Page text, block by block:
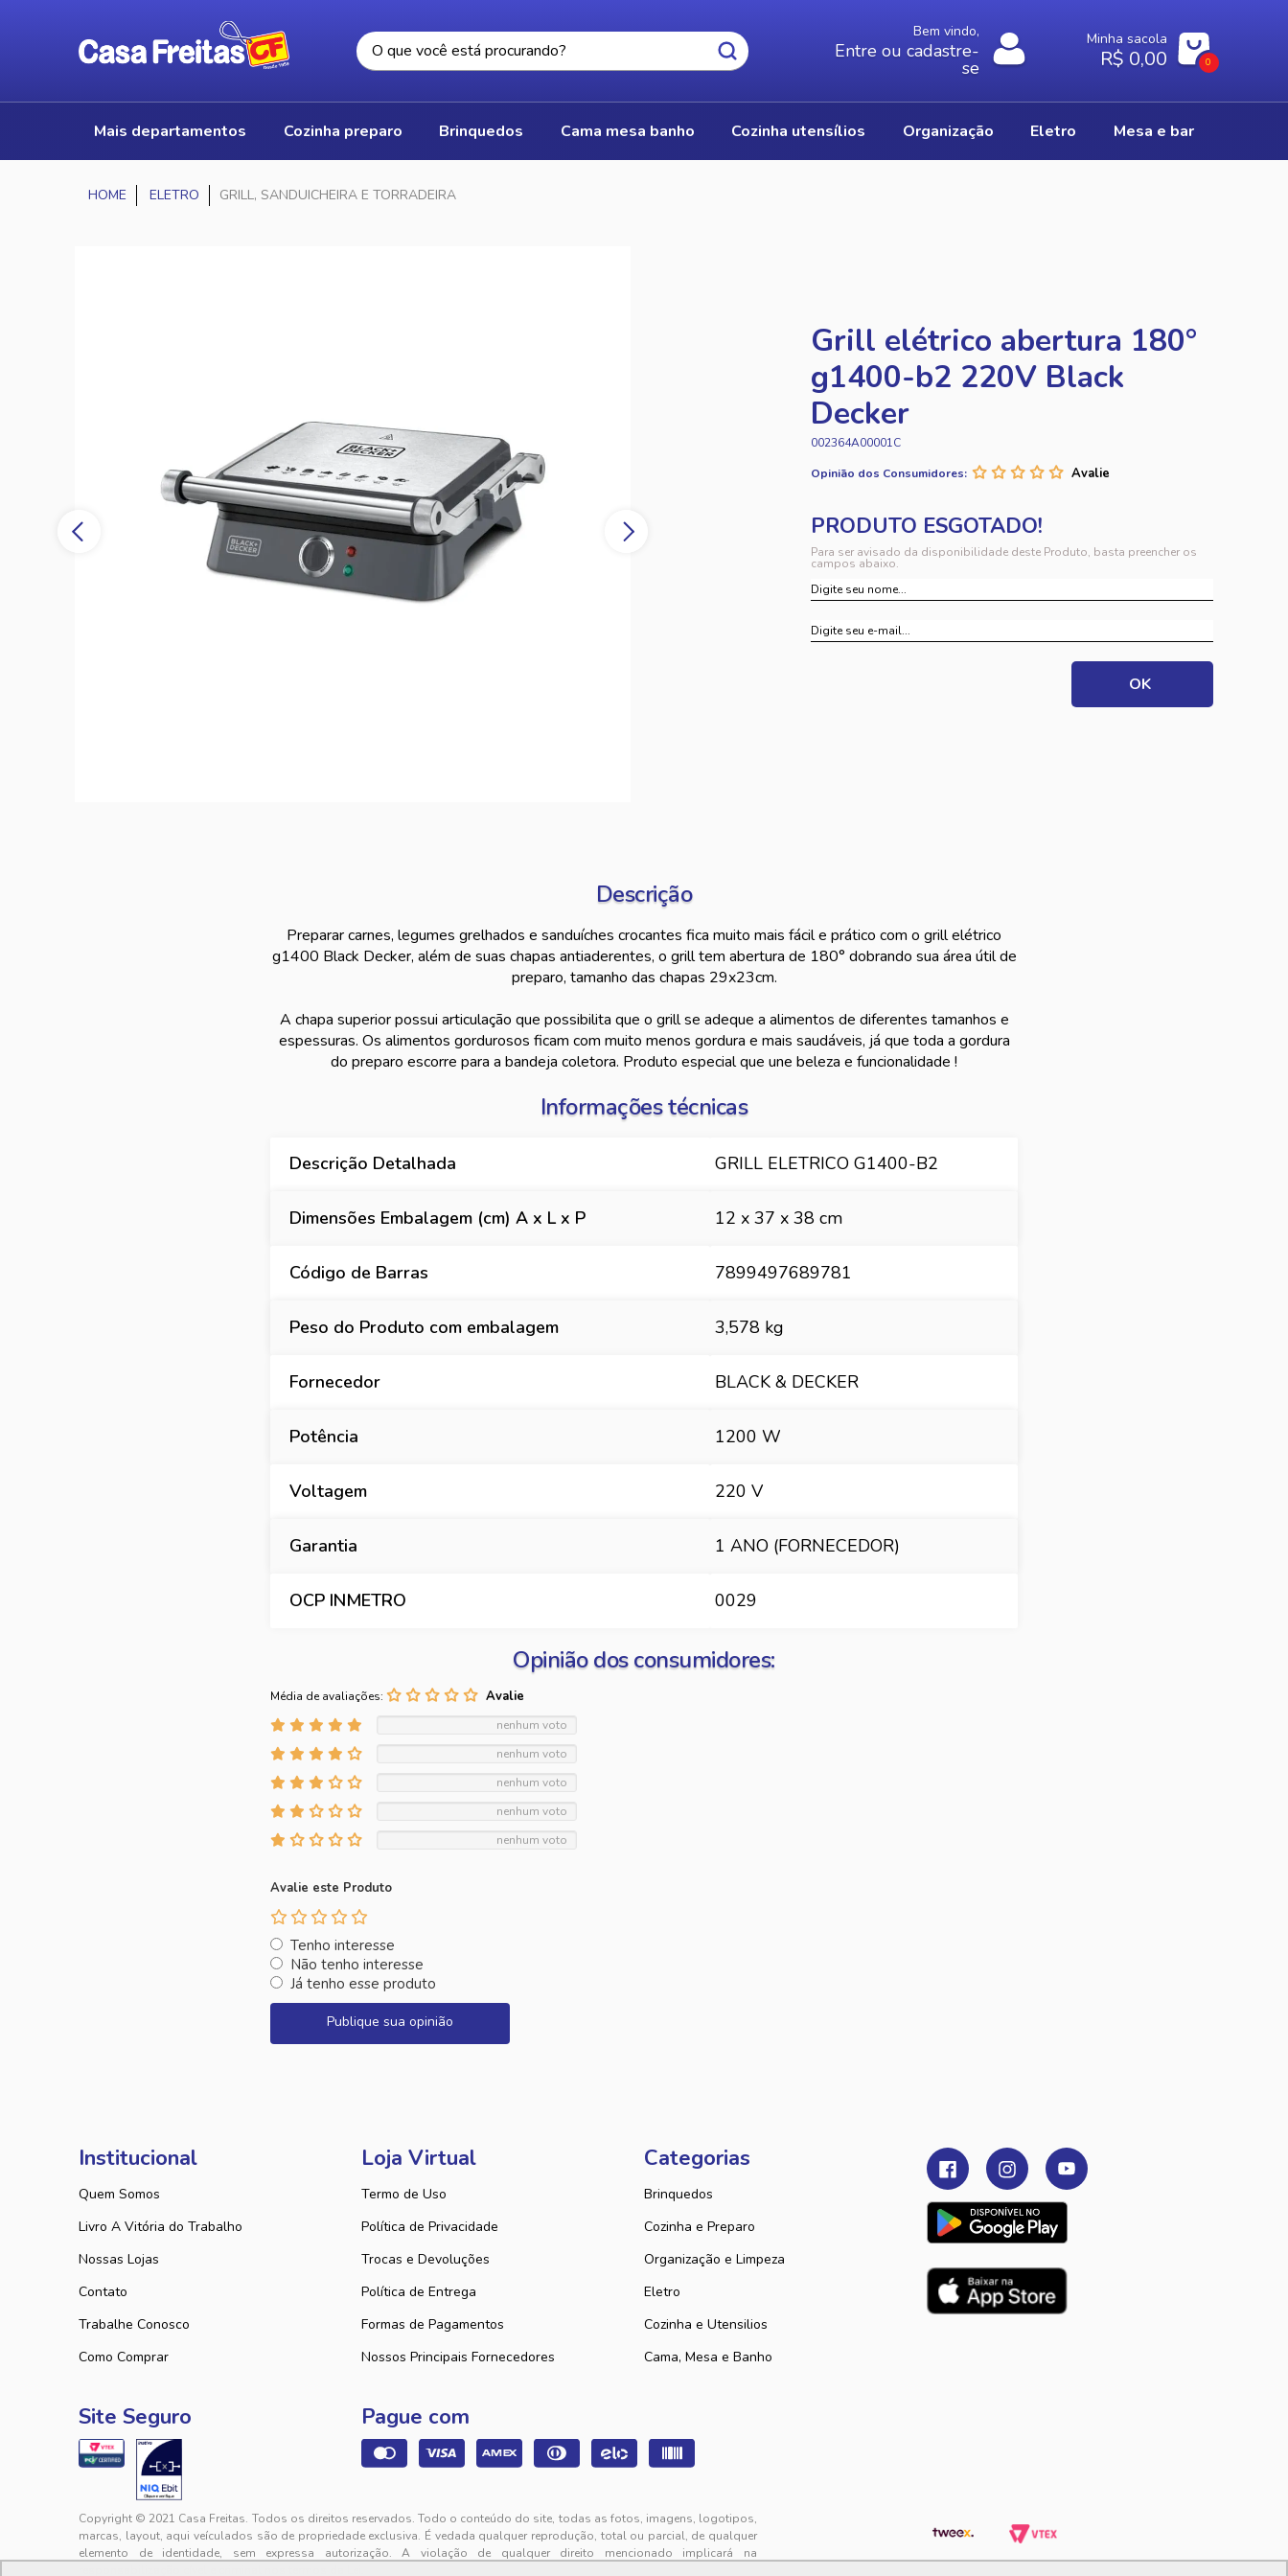
Bem vindo,
Entre ou cadastre-
se
Minha sacola
R$ 0,00 0
mais departamentos cozinha preparo brinquedos cama mesa banho cozinha utensílios organização eletro mesa e bar
ELETRO GRILL, SANDUICHEIRA E TORRADEIRA
Grill elétrico abertura 180°
g1400-b2 220V Black
Decker
002364A00001C
Opinião dos Consumidores:
Para ser avisado da disponibilidade deste Produto, basta preencher os
campos abaixo.
Descrição
Preparar carnes, legumes grelhados e sanduíches crocantes fica muito mais fácil e prático com o grill elétrico
g1400 Black Decker, além de suas chapas antiaderentes, o grill tem abertura de 180° dobrando sua área útil de
preparo, tamanho das chapas 29x23cm.
A chapa superior possui articulação que possibilita que o grill se adeque a alimentos de diferentes tamanhos e
espessuras. Os alimentos gordurosos ficam com muito menos gordura e mais saudáveis, já que toda a gordura
do preparo escorre para a bandeja coletora. Produto especial que une beleza e funcionalidade !
Informações técnicas
Descrição Detalhada GRILL ELETRICO G1400-B2
Dimensões Embalagem (cm) A x L x P 12 x 37 x 38 cm
Código de Barras 7899497689781
Peso do Produto com embalagem 3,578 kg
Fornecedor BLACK & DECKER
Potência 1200 W
Voltagem 220 V
Garantia 1 ANO (FORNECEDOR)
OCP INMETRO 0029
Opinião dos consumidores:
Média de avaliações:
nenhum voto
nenhum voto
nenhum voto
nenhum voto
nenhum voto
Avalie este Produto
Tenho interesse
Não tenho interesse
Já tenho esse produto
Publique sua opinião
Institucional
Quem Somos
Livro A Vitória do Trabalho
Nossas Lojas
Contato
Trabalhe Conosco
Como Comprar
Loja Virtual
Termo de Uso
Política de Privacidade
Trocas e Devoluções
Política de Entrega
Formas de Pagamentos
Nossos Principais Fornecedores
Categorias
Brinquedos
Cozinha e Preparo
Organização e Limpeza
Eletro
Cozinha e Utensilios
Cama, Mesa e Banho
Site Seguro Pague com
Copyright © 2021 Casa Freitas. Todos os direitos reservados. Todo o conteúdo do site, todas as fotos, imagens, logotipos,
marcas, layout, aqui veículados são de propriedade exclusiva. É vedada qualquer reprodução, total ou parcial, de qualquer
elemento de identidade, sem expressa autorização. A violação de qualquer direito mencionado implicará na